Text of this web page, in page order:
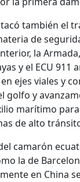
también el
de
la
y el ECU 911
ejes viales y
golfo y
marítimo
de alto
camarón
la de
en China